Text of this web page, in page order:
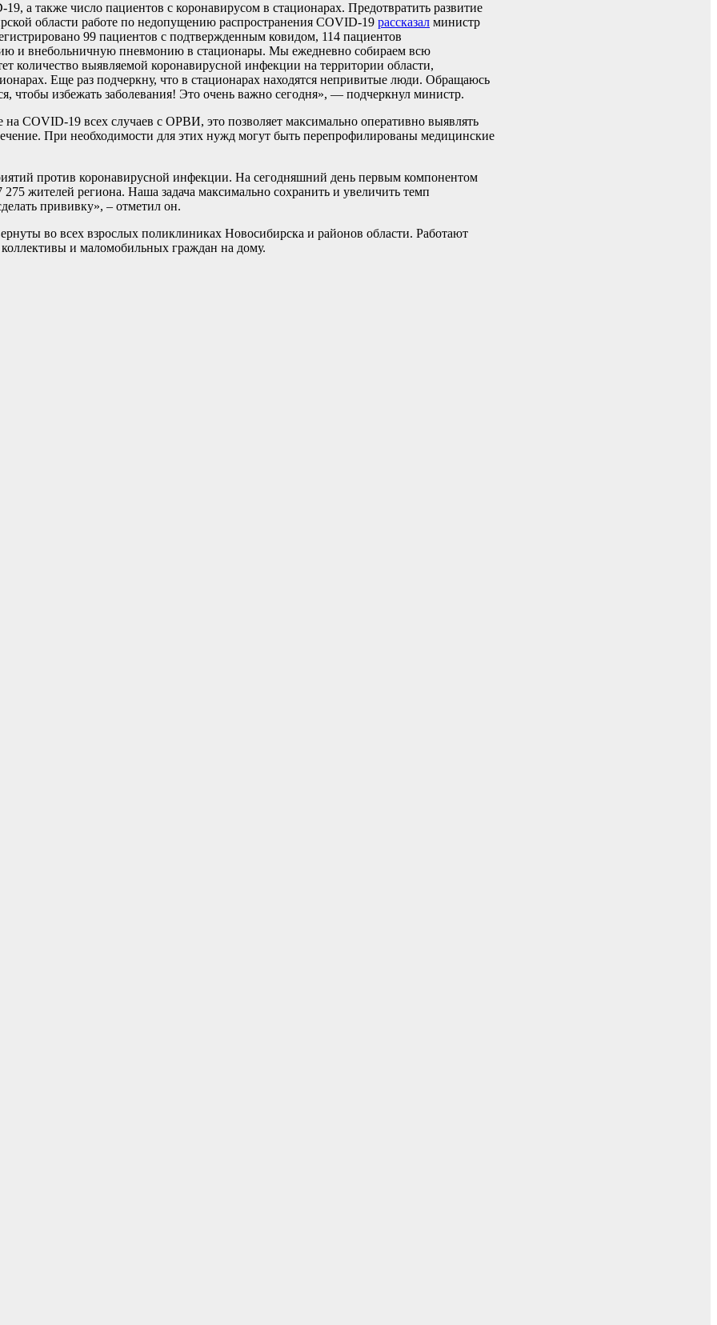
а также число пациентов с коронавирусом в стационарах. Предотвратить развитие
области работе по недопущению распространения COVID-19 рассказал министр
99 пациентов с подтвержденным ковидом, 114 пациентов
и внебольничную пневмонию в стационары. Мы ежедневно собираем всю
количество выявляемой коронавирусной инфекции на территории области,
Еще раз подчеркну, что в стационарах находятся непривитые люди. Обращаюсь
чтобы избежать заболевания! Это очень важно сегодня», — подчеркнул министр.
COVID-19 всех случаев с ОРВИ, это позволяет максимально оперативно выявлять
При необходимости для этих нужд могут быть перепрофилированы медицинские
против коронавирусной инфекции. На сегодняшний день первым компонентом
жителей региона. Наша задача максимально сохранить и увеличить темп
прививку», – отметил он.
во всех взрослых поликлиниках Новосибирска и районов области. Работают
и маломобильных граждан на дому.